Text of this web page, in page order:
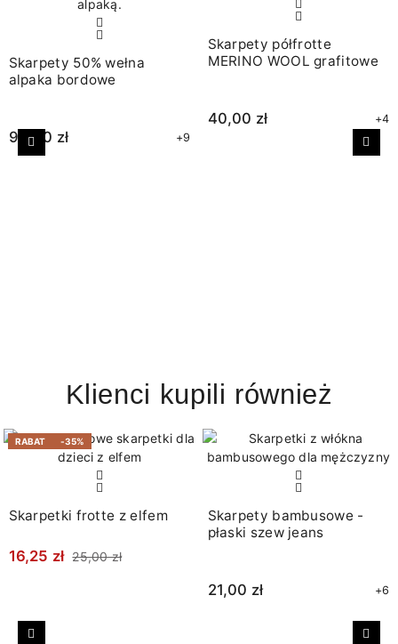
Skarpety 50% wełna
alpaka bordowe
90,00 zł +9
Skarpety półfrotte
MERINO WOOL grafitowe
40,00 zł +4
Poprzedni
Klienci kupili również
RABAT -35%
Skarpetki frotte z elfem
16,25 zł 25,00 zł
Skarpety bambusowe -
płaski szew jeans
21,00 zł +6